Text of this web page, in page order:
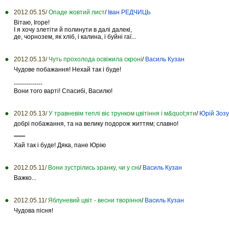
2012.05.15/ Опаде жовтий лист/ Іван РЕДЧИЦЬ
Вітаю, Ігоре!
І я хочу злетіти й полинути в далі далекі,
де, чорнозем, як хліб, і калина, і буйні гаї...
2012.05.13/ Чуть прохолода освіжила скроні/ Василь Кузан
Чудове побажання! Нехай так і буде!
--------------
Вони того варті! Спасибі, Василю!
2012.05.13/ У травневім теплі віє трунком цвітіння і м&quot;яти/ Юрій
добрі побажання, та на велику подорож життям; славно!
'''''''''''
Хай так і буде! Дяка, пане Юрію
2012.05.11/ Вони зустрілись зранку, чи у сні/ Василь Кузан
Важко...
2012.05.11/ Яблуневий цвіт - весни творіння/ Василь Кузан
Чудова пісня!